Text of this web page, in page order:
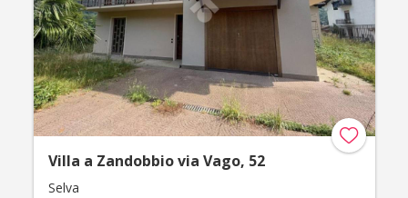
Villa a Zandobbio via Vago, 52
Selva